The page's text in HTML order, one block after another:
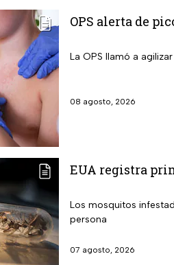
OPS alerta de
La OPS llamó a
08 agosto, 2026
EUA registra
Los mosquitos infestados con
persona
07 agosto, 2026